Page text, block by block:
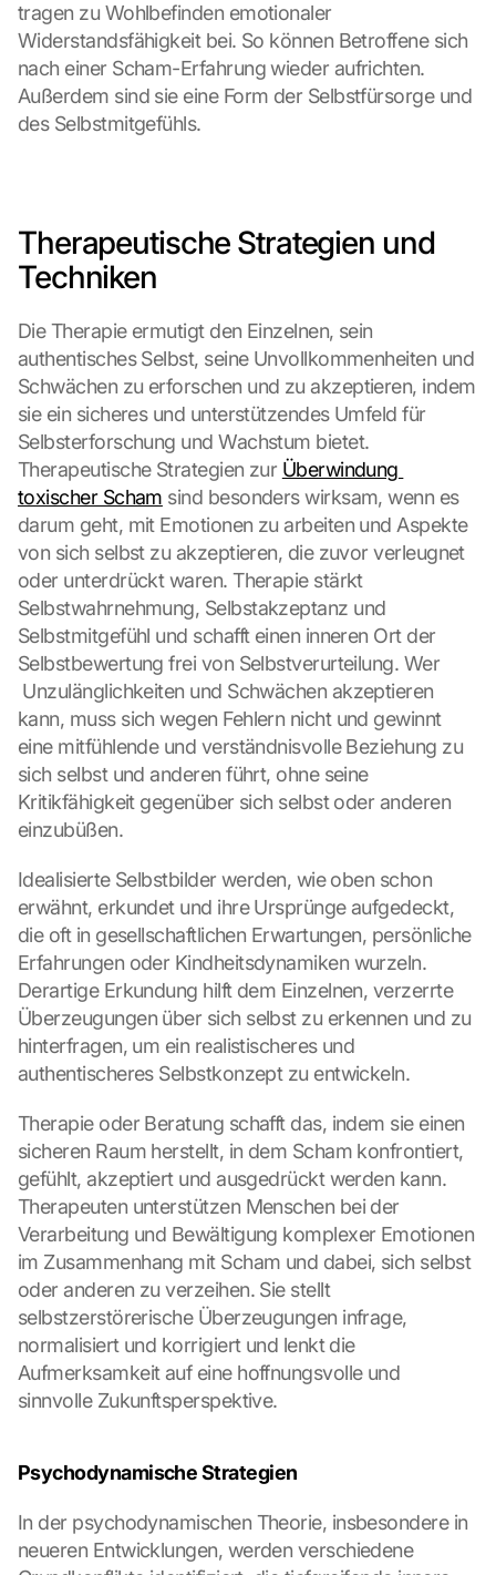
tragen zu Wohlbefinden emotionaler
Widerstandsfähigkeit bei. So können Betroffene sich
nach einer Scham-Erfahrung wieder aufrichten.
Außerdem sind sie eine Form der Selbstfürsorge und
des Selbstmitgefühls.
Therapeutische Strategien und
Techniken
Die Therapie ermutigt den Einzelnen, sein
authentisches Selbst, seine Unvollkommenheiten und
Schwächen zu erforschen und zu akzeptieren, indem
sie ein sicheres und unterstützendes Umfeld für
Selbsterforschung und Wachstum bietet.
Therapeutische Strategien zur Überwindung
toxischer Scham sind besonders wirksam, wenn es
darum geht, mit Emotionen zu arbeiten und Aspekte
von sich selbst zu akzeptieren, die zuvor verleugnet
oder unterdrückt waren. Therapie stärkt
Selbstwahrnehmung, Selbstakzeptanz und
Selbstmitgefühl und schafft einen inneren Ort der
Selbstbewertung frei von Selbstverurteilung. Wer
Unzulänglichkeiten und Schwächen akzeptieren
kann, muss sich wegen Fehlern nicht und gewinnt
eine mitfühlende und verständnisvolle Beziehung zu
sich selbst und anderen führt, ohne seine
Kritikfähigkeit gegenüber sich selbst oder anderen
einzubüßen.
Idealisierte Selbstbilder werden, wie oben schon
erwähnt, erkundet und ihre Ursprünge aufgedeckt,
die oft in gesellschaftlichen Erwartungen, persönliche
Erfahrungen oder Kindheitsdynamiken wurzeln.
Derartige Erkundung hilft dem Einzelnen, verzerrte
Überzeugungen über sich selbst zu erkennen und zu
hinterfragen, um ein realistischeres und
authentischeres Selbstkonzept zu entwickeln.
Therapie oder Beratung schafft das, indem sie einen
sicheren Raum herstellt, in dem Scham konfrontiert,
gefühlt, akzeptiert und ausgedrückt werden kann.
Therapeuten unterstützen Menschen bei der
Verarbeitung und Bewältigung komplexer Emotionen
im Zusammenhang mit Scham und dabei, sich selbst
oder anderen zu verzeihen. Sie stellt
selbstzerstörerische Überzeugungen infrage,
normalisiert und korrigiert und lenkt die
Aufmerksamkeit auf eine hoffnungsvolle und
sinnvolle Zukunftsperspektive.
Psychodynamische Strategien
In der psychodynamischen Theorie, insbesondere in
neueren Entwicklungen, werden verschiedene